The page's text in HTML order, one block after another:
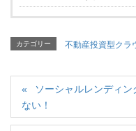
カテゴリー 不動産投資型クラ
ソーシャルレンディン
ない！